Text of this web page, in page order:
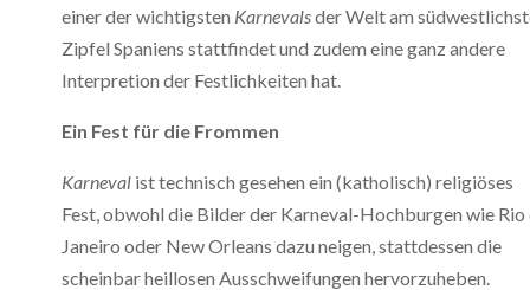
einer der wichtigsten Karnevalsder Welt am
Zipfel Spaniens stattfindet und zudem eine ganz andere
Interpretion der Festlichkeiten hat.
Ein Fest für die Frommen
Karneval ist technisch gesehen ein (katholisch) religiöses
Fest, obwohl die Bilder der Karneval-Hochburgen wie Rio
Janeiro oder New Orleans dazu neigen, stattdessen die
scheinbar heillosen Ausschweifungen hervorzuheben.